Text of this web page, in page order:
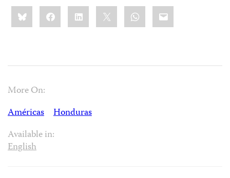
Share
this:BlueskyFacebookLinkedIn WhatsApp
Email
More On:
Américas
Honduras
Available in:
English